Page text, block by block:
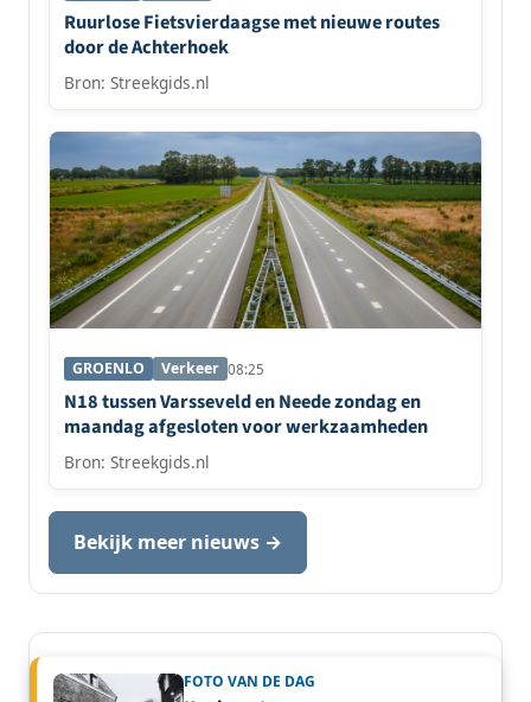
Ruurlose Fietsvierdaagse met nieuwe routes
door de Achterhoek
Bron: Streekgids.nl
GROENLO Verkeer 08:25
N18 tussen Varsseveld en Neede zondag en
maandag afgesloten voor werkzaamheden
Bron: Streekgids.nl
Bekijk meer nieuws →
FOTO VAN DE DAG